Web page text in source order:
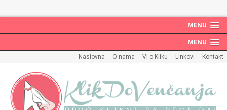
MENU
MENU
Naslovna O nama Vi o Kliku Linkovi Kontakt